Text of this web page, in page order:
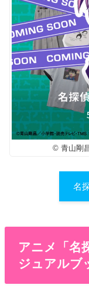
© 青山剛
名
アニメ「名
ジュアルブ